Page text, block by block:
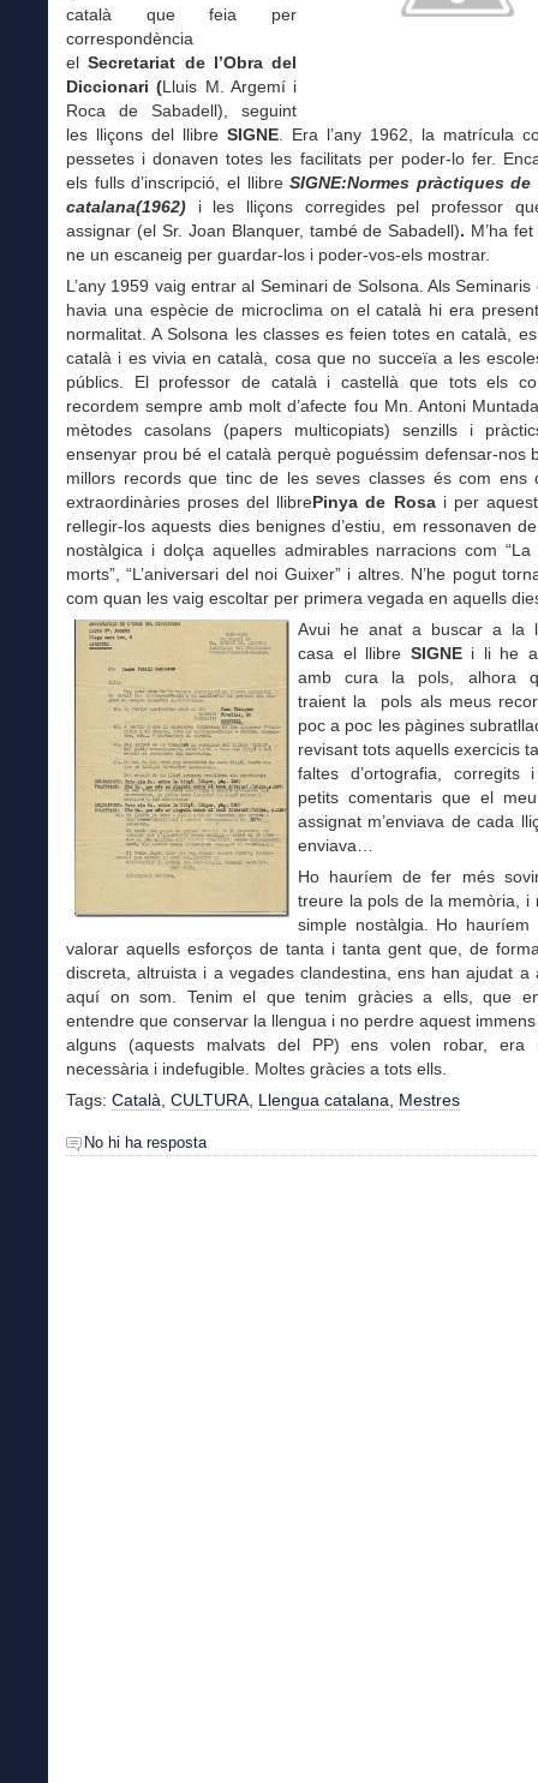
català que feia per
correspondència
elSecretariat de l’Obra del
Diccionari (Lluis M. Argemí i
Roca de Sabadell), seguint
les lliçons del llibre SIGNE . Era l’any 1962, la matrícula
pessetes i donaven totes les facilitats per poder-lo fer.
els fulls d’inscripció, el llibreSIGNE:Normes pràctiques de
catalana(1962)
i les lliçons corregides pel professor
assignar (el Sr. Joan Blanquer, també de Sabadell). M’ha
ne un escaneig per guardar-los i poder-vos-els mostrar.
L’any 1959 vaig entrar al Seminari de Solsona. Als Seminaris
havia una espècie de microclima on el català hi era
normalitat. A Solsona les classes es feien totes en català,
català i es vivia en català, cosa que no succeïa a les
públics. El professor de català i castellà que tots els
recordem sempre amb molt d’afecte fou Mn. Antoni
mètodes casolans (papers multicopiats) senzills i
ensenyar prou bé el català perquè poguéssim defensar-nos
millors records que tinc de les seves classes és com ens
extraordinàries proses del llibrePinya de Rosai per
rellegir-los aquests dies benignes d’estiu, em ressonaven
nostàlgica i dolça aquelles admirables narracions com
morts”, “L’aniversari del noi Guixer” i altres. N’he pogut
com quan les vaig escoltar per primera vegada en aquells
Avui he anat a buscar a la
casa el llibre SIGNEi li he
amb cura la pols, alhora
traient la pols als meus
poc a poc les pàgines
revisant tots aquells exercicis
faltes d’ortografia, corregits
petits comentaris que el
assignat m’enviava de cada
enviava…
Ho hauríem de fer més
treure la pols de la memòria, i
simple nostàlgia. Ho
valorar aquells esforços de tanta i tanta gent que, de
discreta, altruista i a vegades clandestina, ens han ajudat a
aquí on som. Tenim el que tenim gràcies a ells, que
entendre que conservar la llengua i no perdre aquest
alguns (aquests malvats del PP) ens volen robar, era
necessària i indefugible. Moltes gràcies a tots ells.
Tags: Català, CULTURA, Llengua catalana, Mestres
No hi ha resposta